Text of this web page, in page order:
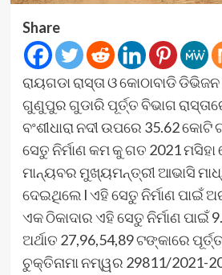
Share
ରାୟଗଡା ରାସ୍ତା ଓ କୋଠାବାଡି
ଗୁଣୁପୁର ଗୁଡାରି ପୂର୍ତ୍ତ ବିଭାଗ
ବଂଶୀଧାରା ନଦୀ ଉପରେ 35.62
ସେତୁ ନିର୍ମାଣ କମ କୁ ଗତ 2021
ମାନ୍ୟବର ମୁଖ୍ୟମନ୍ତ୍ରୀ ଆଭାସି
ଦେଇଥିଲେ l ଏହି ସେତୁ ନିର୍ମାଣ ପାଇଁ
ଏକ ଠିକାଦାର ଏହି ସେତୁ ନିର୍ମାଣ
ଅର୍ଥାତ 27,96,54,89 ଟଙ୍କାରେ
ଚୁକ୍ତିନାମା ନମ୍ୱର 29811/2021-